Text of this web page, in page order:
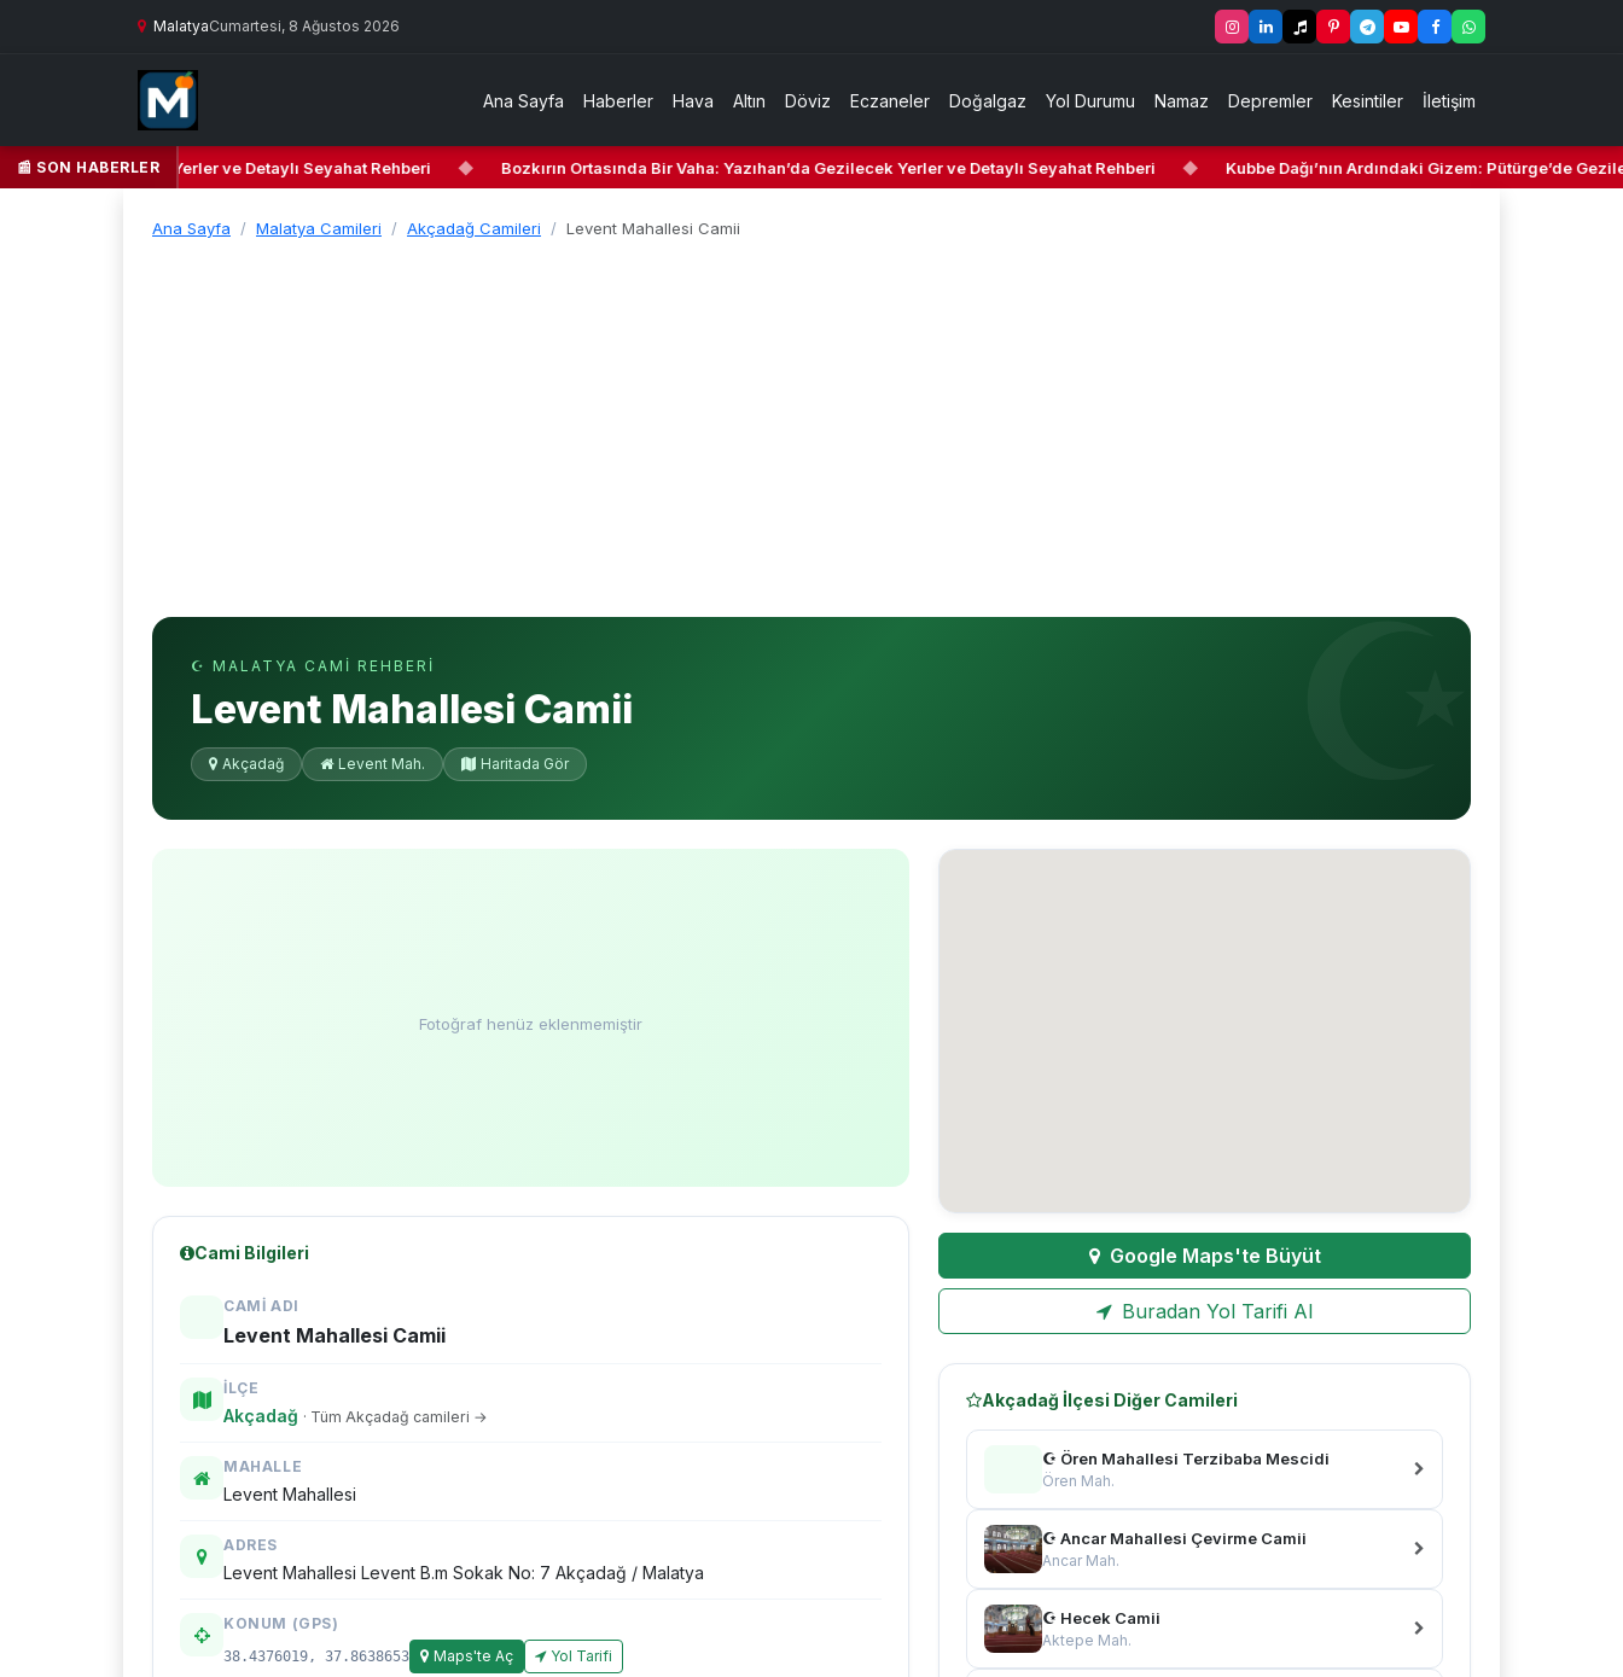
MalatyaCumartesi, 8 Ağustos 2026
Ana Sayfa Haberler Hava Altın Döviz Eczaneler Doğalgaz Yol Durumu Namaz Depremler Kesintiler İletişim
📰 SON HABERLER
Gezilecek Yerler ve Detaylı Seyahat Rehberi ◆ Bozkırın Ortasında Bir Vaha: Yazıhan’da Gezilecek Yerler ve Detaylı Seyahat Rehberi ◆ Kubbe Dağı’nın Ardındaki Gizem: Pütürge’de
Ana Sayfa Malatya Camileri Akçadağ Camileri Levent Mahallesi Camii
☪ MALATYA CAMI REHBERI
Levent Mahallesi Camii
Akçadağ Levent Mah. Haritada Gör
Fotoğraf henüz eklenmemiştir
Cami Bilgileri
CAMI ADI
Levent Mahallesi Camii
İLÇE
Akçadağ · Tüm Akçadağ camileri →
MAHALLE
Levent Mahallesi
ADRES
Levent Mahallesi Levent B.m Sokak No: 7 Akçadağ / Malatya
KONUM (GPS)
38.4376019, 37.8638653 Maps'te Aç Yol Tarifi
Google Maps'te Büyüt
Buradan Yol Tarifi Al
Akçadağ İlçesi Diğer Camileri
☪ Ören Mahallesi Terzibaba Mescidi
Ören Mah.
☪ Ancar Mahallesi Çevirme Camii
Ancar Mah.
☪ Hecek Camii
Aktepe Mah.